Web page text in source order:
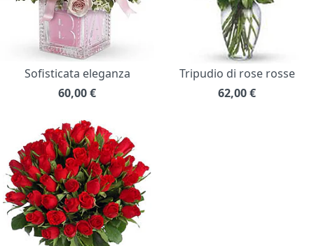
Sofisticata eleganza
60,00€
Tripudio di rose rosse
62,00€